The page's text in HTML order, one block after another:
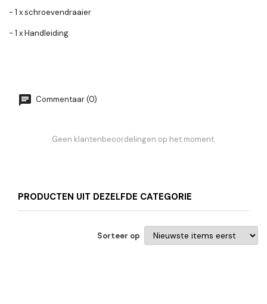
- 1 x schroevendraaier
- 1 x Handleiding
Commentaar (0)
Geen klantenbeoordelingen op het moment.
PRODUCTEN UIT DEZELFDE CATEGORIE
Sorteer op